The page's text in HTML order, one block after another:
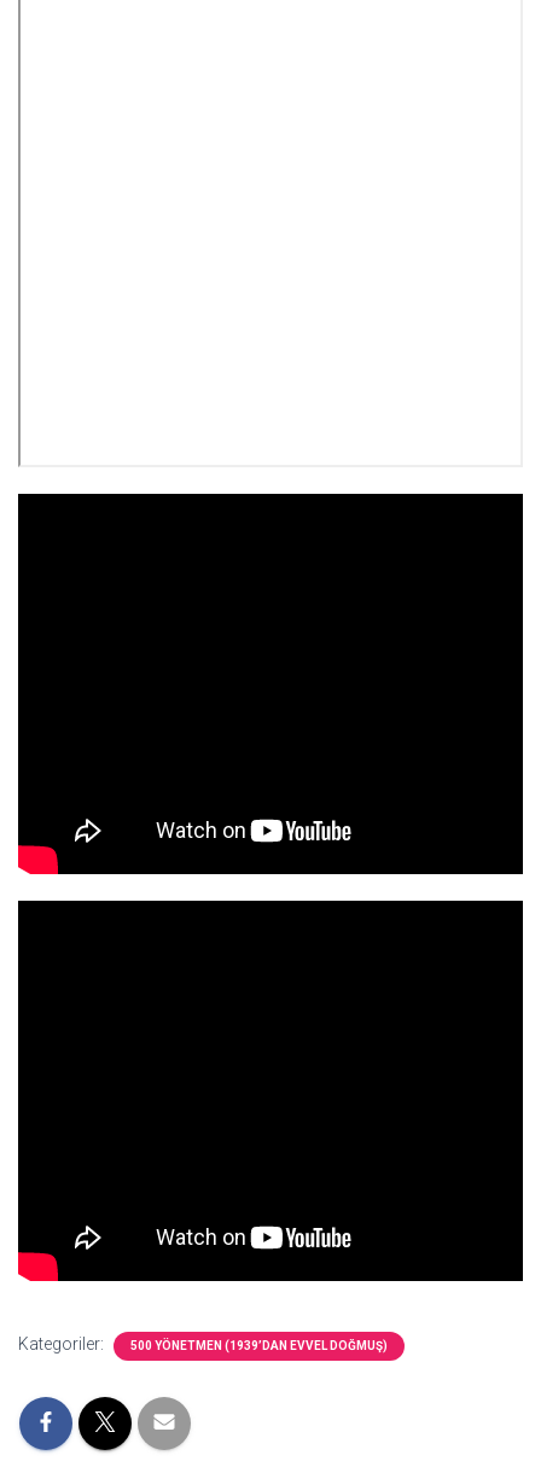
Kategoriler: 500 YÖNETMEN (1939’DAN EVVEL DOĞMUŞ)